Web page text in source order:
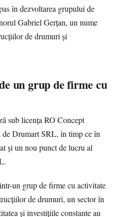
în dezvoltarea grupului de
Gabriel Gerțan, un nume
de drumuri și
un grup de firme cu
sub licența RO Concept
Drumart SRL, în timp ce în
și un nou punct de lucru al
un grup de firme cu activitate
de drumuri, un sector în
și investițiile constante au